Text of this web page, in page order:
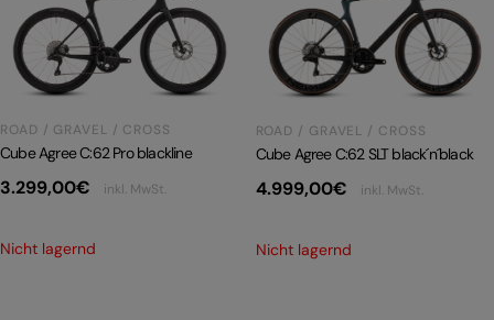
ROAD / GRAVEL / CROSS
Cube Agree C:62 Pro blackline
3.299,00€ inkl. MwSt.
Nicht lagernd
ROAD / GRAVEL / CROSS
Cube Agree C:62 SLT black´n´black
4.999,00€ inkl. MwSt.
Nicht lagernd